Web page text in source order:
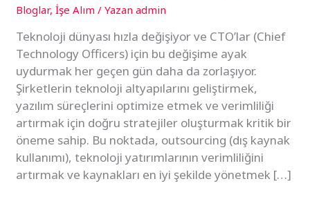
Bloglar,İşe Alım / Yazan admin
Teknoloji dünyası hızla değişiyor ve CTO’lar (Chief
Technology Officers) için bu değişime ayak
uydurmak her geçen gün daha da zorlaşıyor.
Şirketlerin teknoloji altyapılarını geliştirmek,
yazılım süreçlerini optimize etmek ve verimliliği
artırmak için doğru stratejiler oluşturmak kritik bir
öneme sahip. Bu noktada, outsourcing (dış kaynak
kullanımı), teknoloji yatırımlarının verimliliğini
artırmak ve kaynakları en iyi şekilde yönetmek […]